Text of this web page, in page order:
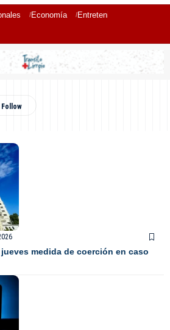
Economía Entretenimiento
medida de coerción en caso